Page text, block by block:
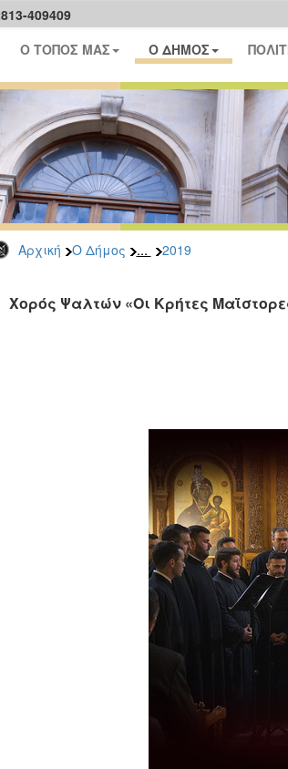
409409
Ο ΤΟΠΟΣ ΜΑΣ Ο ΔΗΜΟΣ
Αρχική Ο Δήμος ... 2019
Χορός Ψαλτών «Οι Κρήτες